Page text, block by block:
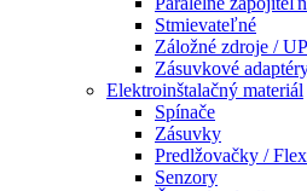
Stmievateľné
Záložné zdroje /
Zásuvkové
Elektroinštalačný materiál
Spínače
Zásuvky
Predlžovačky /
Senzory